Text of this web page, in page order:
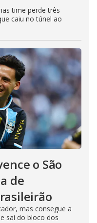
time perde três
caiu no túnel ao
o São
de
mas consegue a
sai do bloco dos